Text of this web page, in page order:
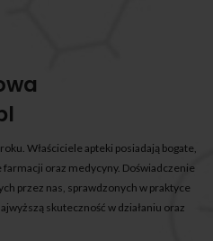
Właściciele apteki posiadają bogate,
oraz medycyny. Doświadczenie
przez nas, sprawdzonych w praktyce
skuteczność w działaniu oraz